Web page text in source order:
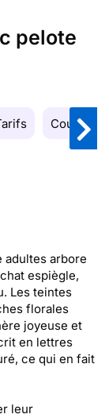
pelote
Couleurs
adultes arbore
espiègle,
Les teintes
florales
joyeuse et
en lettres
ce qui en fait
leur